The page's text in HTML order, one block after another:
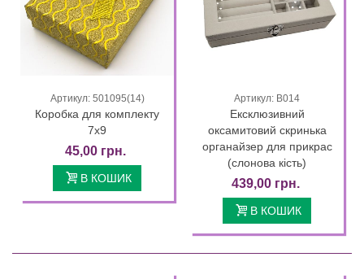
Артикул: 501095(14)
Коробка для комплекту
7х9
45,00 грн.
В КОШИК
Артикул: В014
Ексклюзивний
оксамитовий скринька
органайзер для прикрас
(слонова кість)
439,00 грн.
В КОШИК